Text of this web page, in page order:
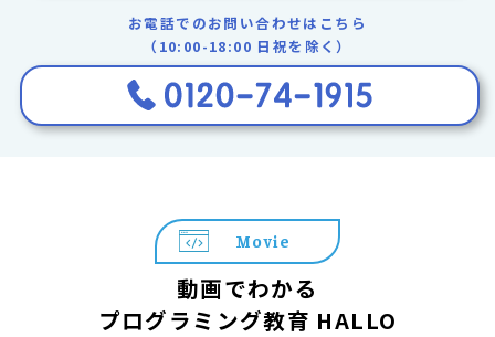
お電話でのお問い合わせはこちら
（10:00-18:00 日祝を除く）
Movie
動画でわかる
プログラミング教育 HALLO